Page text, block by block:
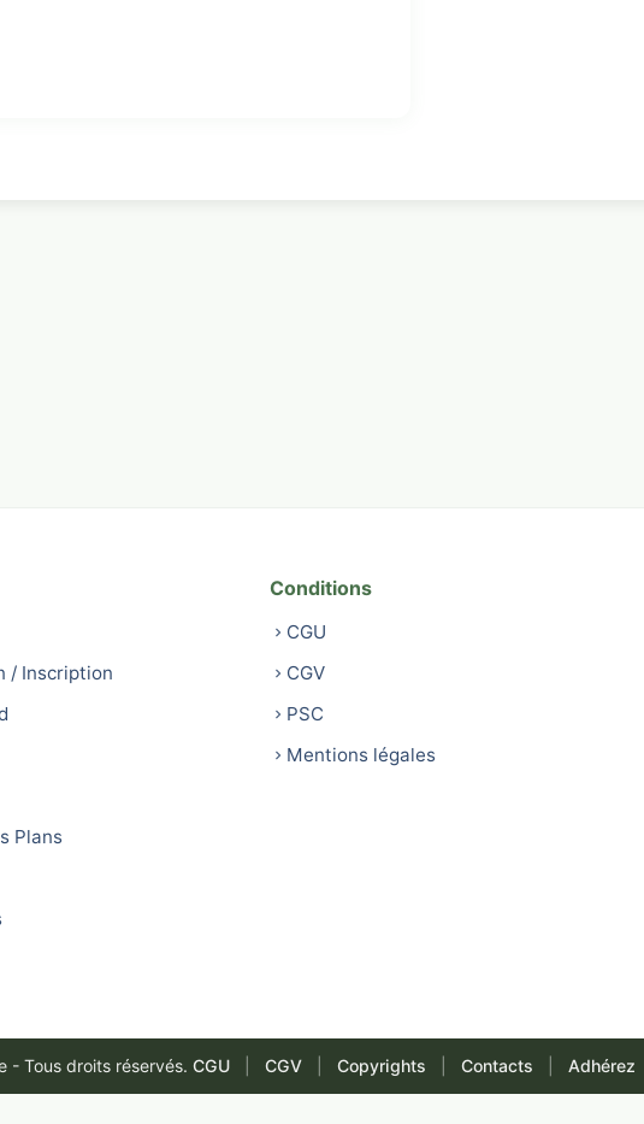
/ Inscription
Plans
Conditions
CGU
CGV
PSC
Mentions légales
Tous droits réservés. CGU CGV Copyrights Contacts Adhérez